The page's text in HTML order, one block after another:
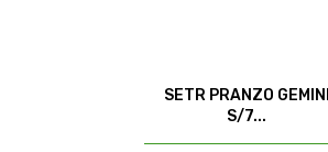
SETR PRANZO GEMINI
S/7...